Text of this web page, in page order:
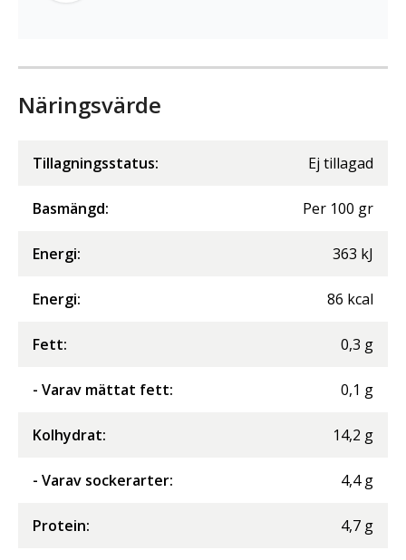
Näringsvärde
Tillagningsstatus: Ej tillagad
Basmängd: Per 100 gr
Energi: 363 kJ
Energi: 86 kcal
Fett: 0,3 g
- Varav mättat fett: 0,1 g
Kolhydrat: 14,2 g
- Varav sockerarter: 4,4 g
Protein: 4,7 g